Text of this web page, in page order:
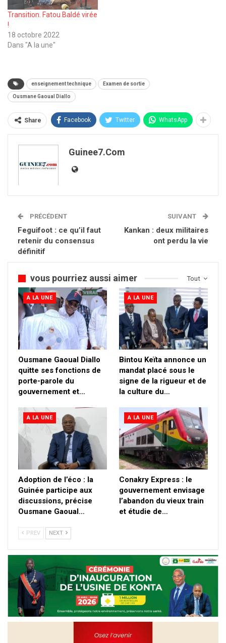
Transition. Fatou Baldé virée
!
18 octobre 2022
Dans "A la une"
enseignement technique Examen de sortie
Ousmane Gaoual Diallo
Share Facebook Twitter WhatsApp
Guinee7.com
PRÉCÉDENT
Feguifoot : ce qu’il faut
retenir du consensus
définitif
SUIVANT
Kankan : deux militaires
ont perdu la vie
Tout
vous pourriez aussi aimer
A LA UNE
Ousmane Gaoual Diallo
quitte ses fonctions de
porte-parole du
gouvernement et…
A LA UNE
Bintou Keïta annonce un
mandat placé sous le
signe de la rigueur et de
la culture du…
A LA UNE
Adoption de l’éco : la
Guinée participe aux
discussions, précise
Ousmane Gaoual…
A LA UNE
Conakry Express : le
gouvernement envisage
l’abandon du vieux train
et étudie de…
PREV NEXT